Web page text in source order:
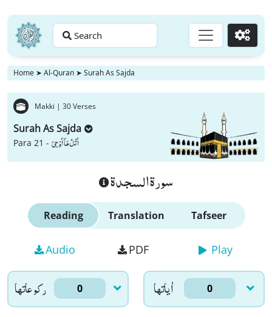
Search Go
Home ➤ Al-Quran ➤ Surah As Sajda
Makki | 30 Verses
Surah As Sajda
Para 21 - اُتْلُ مَاۤ اُوْحِیَ
سورة السجدة
Reading Translation Tafseer
Audio PDF Play
ركوعاتها 0 اٰياتها 0